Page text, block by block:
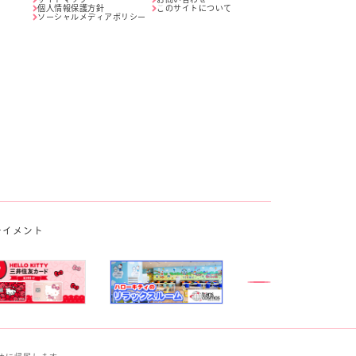
個人情報保護方針
このサイトについて
ソーシャルメディアポリシー
メント